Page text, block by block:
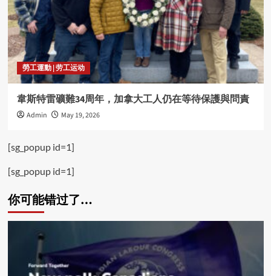
勞工運動 | 劳工运动
韋斯特雷礦難34周年，加拿大工人仍在等待保護與問責
Admin May 19, 2026
[sg_popup id=1]
[sg_popup id=1]
你可能错过了…